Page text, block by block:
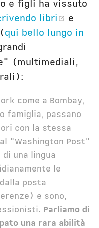
e figli ha vissuto
libri
e
qui bello lungo in
(multimediali,
come a Bombay,
famiglia, passano
con la stessa
"Washington Post"
una lingua
le
posta
e sono,
Parliamo di
una rara abilità